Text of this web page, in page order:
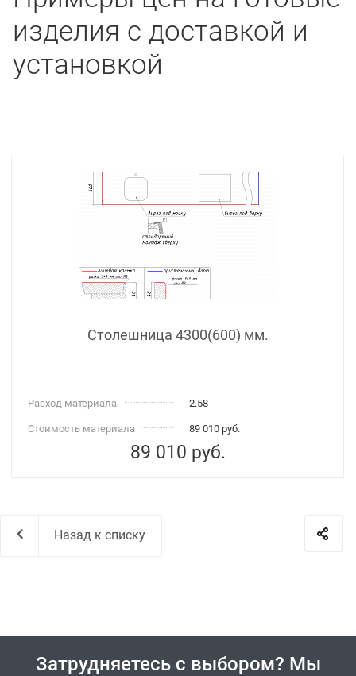
изделия с доставкой и
установкой
Столешница 4300(600) мм.
Расход материала 2.58
Стоимость материала 89 010 руб.
89 010 руб.
Назад к списку
Затрудняетесь с выбором? Мы